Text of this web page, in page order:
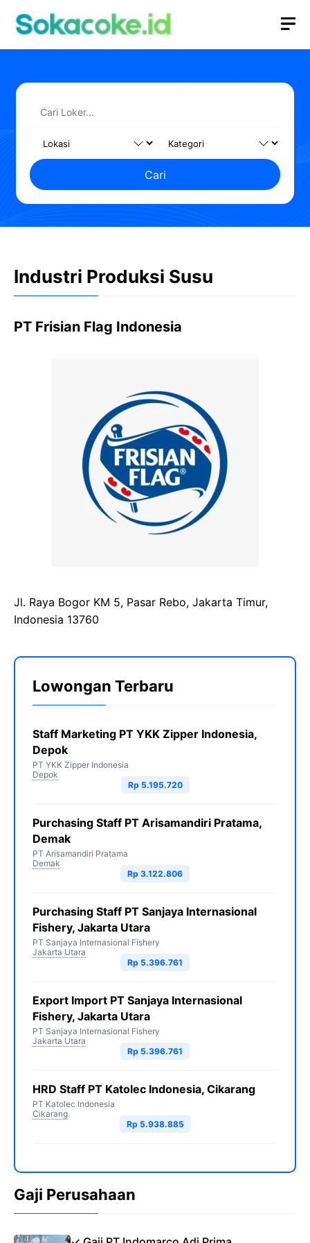
Cari
Industri Produksi Susu
PT Frisian Flag Indonesia
Jl. Raya Bogor KM 5, Pasar Rebo, Jakarta Timur,
Indonesia 13760
Lowongan Terbaru
Staff Marketing PT YKK Zipper Indonesia,
Depok
PT YKK Zipper Indonesia
Depok
Rp 5.195.720
Purchasing Staff PT Arisamandiri Pratama,
Demak
PT Arisamandiri Pratama
Demak
Rp 3.122.806
Purchasing Staff PT Sanjaya Internasional
Fishery, Jakarta Utara
PT Sanjaya Internasional Fishery
Jakarta Utara
Rp 5.396.761
Export Import PT Sanjaya Internasional
Fishery, Jakarta Utara
PT Sanjaya Internasional Fishery
Jakarta Utara
Rp 5.396.761
HRD Staff PT Katolec Indonesia, Cikarang
PT Katolec Indonesia
Cikarang
Rp 5.938.885
Gaji Perusahaan